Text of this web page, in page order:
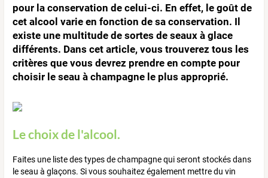
pour la conservation de celui-ci. En effet, le goût de
cet alcool varie en fonction de sa conservation. Il
existe une multitude de sortes de seaux à glace
différents. Dans cet article, vous trouverez tous les
critères que vous devrez prendre en compte pour
choisir le seau à champagne le plus approprié.
Le choix de l'alcool.
Faites une liste des types de champagne qui seront stockés dans
le seau à glaçons. Si vous souhaitez également mettre du vin